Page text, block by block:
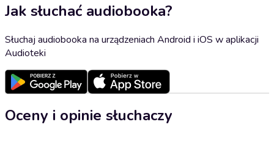
Jak słuchać audiobooka?
Słuchaj audiobooka na urządzeniach Android i iOS w aplikacji
Audioteki
Oceny i opinie słuchaczy